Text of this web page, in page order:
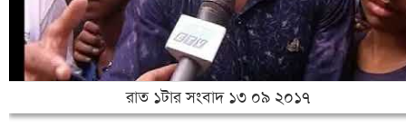
রাত ১টার সংবাদ ১৩ ০৯ ২০১৭